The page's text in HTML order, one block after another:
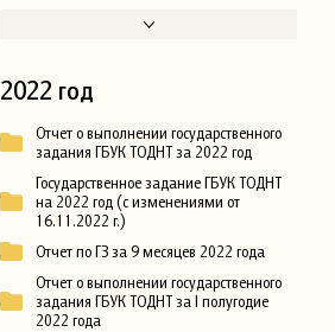
2022 год
Отчет о выполнении государственного
задания ГБУК ТОДНТ за 2022 год
Государственное задание ГБУК ТОДНТ
на 2022 год (с изменениями от
16.11.2022 г.)
Отчет по ГЗ за 9 месяцев 2022 года
Отчет о выполнении государственного
задания ГБУК ТОДНТ за I полугодие
2022 года